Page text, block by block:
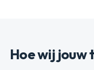
Hoe wij